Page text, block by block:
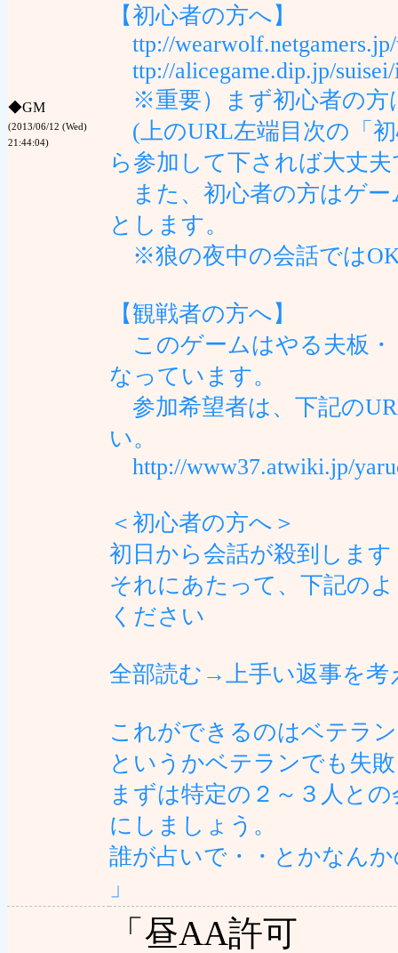
◆GM
(2013/06/12 (Wed)
21:44:04)
【初心者の方へ】
ttp://
ttp://alicegame.dip.jp/
※重要）まず初心者の方
(上のURL左端目次の「
ら参加して下されば大丈
また、初心者の方はゲー
とします。
※狼の夜中の会話では
【観戦者の方へ】
このゲームはやる夫板
なっています。
参加希望者は、下記の
い。
http://www37.atwiki.jp/
＜初心者の方へ＞
初日から会話が殺到します
それにあたって、下記の
ください
全部読む→上手い返事を
これができるのはベテラ
というかベテランでも失
まずは特定の２～３人と
にしましょう。
誰が占いで・・とかなん
」
「昼AA許可